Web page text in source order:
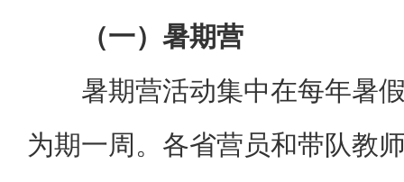
（一）暑期营
暑期营活动集中在每年暑
为期一周。各省营员和带队教